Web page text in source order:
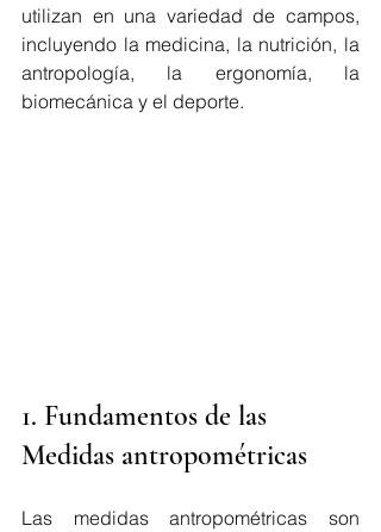
utilizan en una variedad de campos,
incluyendo la medicina, la nutrición, la
antropología, la ergonomía, la
biomecánica y el deporte.
1. Fundamentos de las
Medidas antropométricas
Las medidas antropométricas son